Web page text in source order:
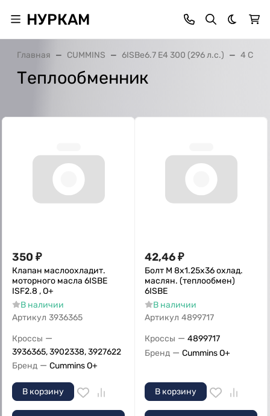
НУРКАМ Темная
Главная CUMMINS 6ISBe6.7 E4 300 (296 л.с.) 4
Теплообменник
350 ₽
Клапан маслоохладит.
моторного масла 6ISBE
ISF2.8 , О+
В наличии
Артикул 3936365
Кроссы —
3936365, 3902338, 3927622
Бренд — Cummins O+
В корзину
42,46₽
Болт M 8х1.25х36 охлад.
маслян. (теплообмен)
6ISBE
В наличии
Артикул 4899717
Кроссы — 4899717
Бренд — Cummins O+
В корзину